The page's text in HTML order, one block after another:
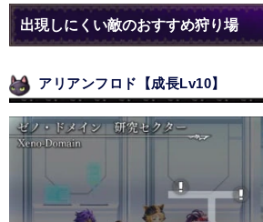
出現しにくい敵のおすすめ狩り場
アリアンフロド【成長Lv10】